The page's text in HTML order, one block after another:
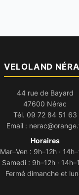
VELOLAND
44 rue de Bayard
47600 Nérac
Tél. 09 72 84 51 63
Email :
Horaires
Mar–Ven : 9h–12h ·
Samedi : 9h–12h ·
Fermé dimanche et